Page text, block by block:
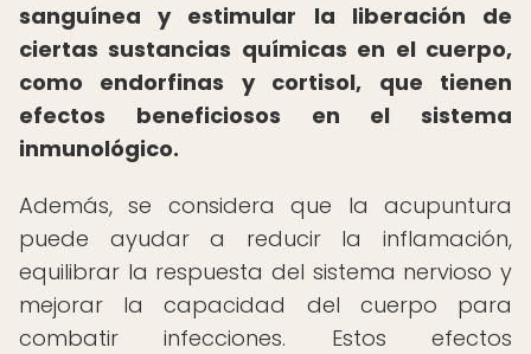
sanguínea y estimular la liberación de
ciertas sustancias químicas en el cuerpo,
como endorfinas y cortisol, que tienen
efectos beneficiosos en el sistema
inmunológico.
Además, se considera que la acupuntura
puede ayudar a reducir la inflamación,
equilibrar la respuesta del sistema nervioso y
mejorar la capacidad del cuerpo para
combatir infecciones. Estos efectos